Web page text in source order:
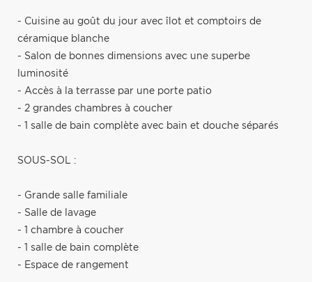
- Cuisine au goût du jour avec îlot et comptoirs de
céramique blanche
- Salon de bonnes dimensions avec une superbe
luminosité
- Accès à la terrasse par une porte patio
- 2 grandes chambres à coucher
- 1 salle de bain complète avec bain et douche séparés
SOUS-SOL :
- Grande salle familiale
- Salle de lavage
- 1 chambre à coucher
- 1 salle de bain complète
- Espace de rangement